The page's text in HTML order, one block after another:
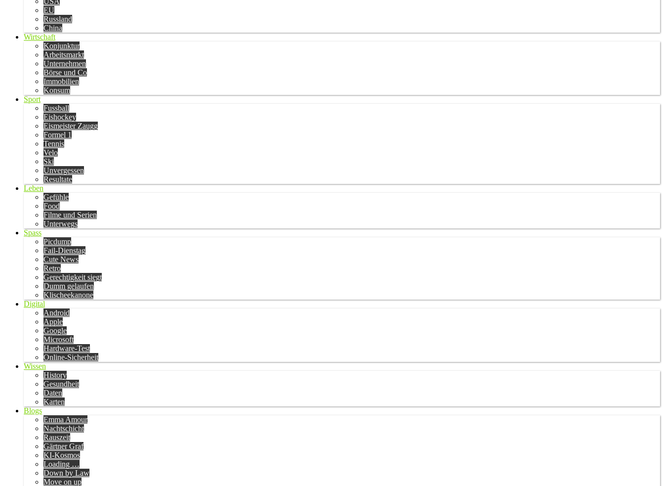
EU
Russland
China
Wirtschaft
Konjunktur
Arbeitsmarkt
Unternehmen
Börse und Co
Immobilien
Konsum
Sport
Fussball
Eishockey
Eismeister Zaugg
Formel 1
Tennis
Velo
Ski
Unvergessen
Resultate
Leben
Gefühle
Food
Filme und Serien
Unterwegs
Spass
Picdump
Fail-Dienstag
Cute News
Retro
Gerechtigkeit siegt
Dumm gelaufen
Klischeekanone
Digital
Android
Apple
Google
Microsoft
Hardware-Test
Online-Sicherheit
Wissen
History
Gesundheit
Daten
Karten
Blogs
Emma Amour
Nachtschicht
Rauszeit
Gärtner Graf
KI-Kosmos
Loading …
Down by Law
Move on up